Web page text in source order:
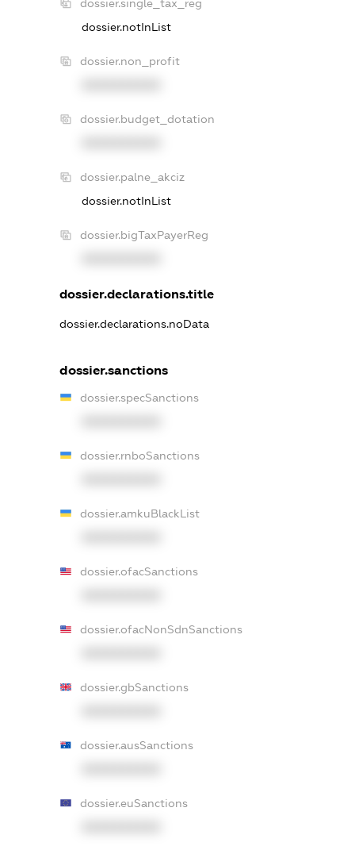
dossier.single_tax_reg
dossier.notInList
dossier.non_profit
dossier.budget_dotation
dossier.palne_akciz
dossier.notInList
dossier.bigTaxPayerReg
dossier.declarations.title
dossier.declarations.noData
dossier.sanctions
dossier.specSanctions
dossier.rnboSanctions
dossier.amkuBlackList
dossier.ofacSanctions
dossier.ofacNonSdnSanctions
dossier.gbSanctions
dossier.ausSanctions
dossier.euSanctions